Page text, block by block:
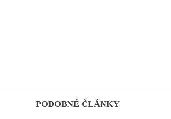
PODOBNÉ ČLÁNKY